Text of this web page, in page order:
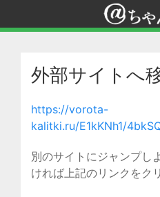
外部サイトへ
https://vorota-
kalitki.ru/E1kKNh1/
別のサイトにジャンプし
ければ上記のリンクをク